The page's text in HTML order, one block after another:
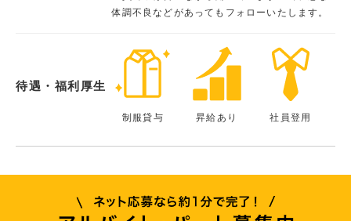
体調不良などがあってもフォローいたします。
待遇・福利厚生
制服貸与 昇給あり 社員登用